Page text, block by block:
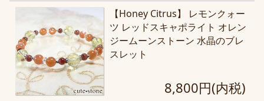
【Honey Citrus】 レモンクォー
ツ レッドスキャポライト オレン
ジームーンストーン 水晶のブレ
スレット
8,800円(内税)